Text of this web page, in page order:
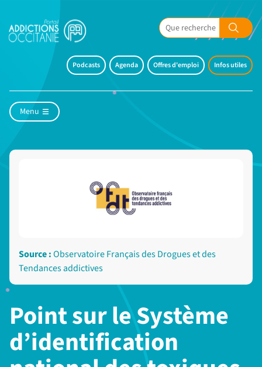
Podcasts Agenda Offres d'emploi Infos utiles
Menu
Point sur le Système
d’identification
Source :Observatoire Français des Drogues et des
Tendances addictives